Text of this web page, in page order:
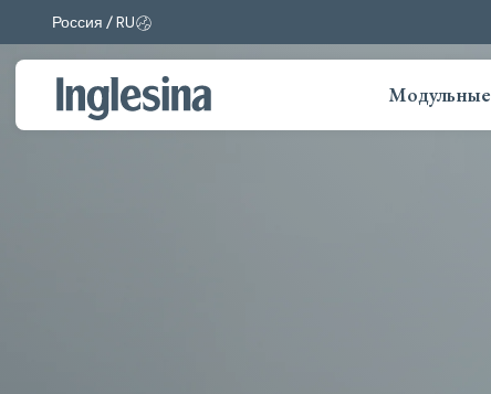
Изменить рынок и язык. Текущий выбор:
Россия / RU